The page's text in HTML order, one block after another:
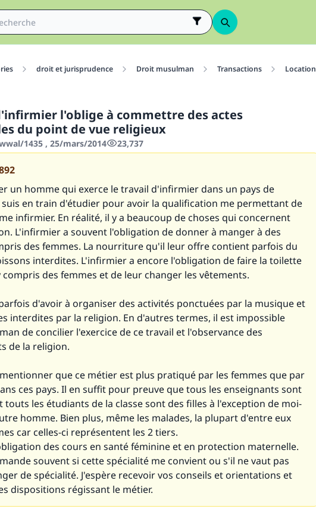
droit et jurisprudence Droit musulman Transactions Location
l'oblige à commettre des actes
du point de vue religieux
1435 , 25/mars/2014 23,737
un homme qui exerce le travail d'infirmier dans un pays de
suis en train d'étudier pour avoir la qualification me permettant de
infirmier. En réalité, il y a beaucoup de choses qui concernent
L'infirmier a souvent l'obligation de donner à manger à des
des femmes. La nourriture qu'il leur offre contient parfois du
interdites. L'infirmier a encore l'obligation de faire la toilette
compris des femmes et de leur changer les vêtements.
parfois d'avoir à organiser des activités ponctuées par la musique et
interdites par la religion. En d'autres termes, il est impossible
de concilier l'exercice de ce travail et l'observance des
de la religion.
que ce métier est plus pratiqué par les femmes que par
ces pays. Il en suffit pour preuve que tous les enseignants sont
touts les étudiants de la classe sont des filles à l'exception de moi-
homme. Bien plus, même les malades, la plupart d'entre eux
car celles-ci représentent les 2 tiers.
des cours en santé féminine et en protection maternelle.
souvent si cette spécialité me convient ou s'il ne vaut pas
de spécialité. J'espère recevoir vos conseils et orientations et
dispositions régissant le métier.